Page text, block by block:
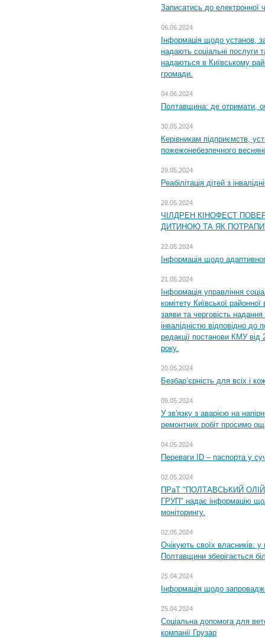
Записатись до електронної
06.06.2024
Інформація щодо установ,
надають соціальні послуги
надаються в Київському
громади.
04.06.2024
Полтавщина: де отримати,
30.05.2024
Керівникам підприємств,
пожежонебезпечного
29.05.2024
Реабілітація дітей з
28.05.2024
ЧІЛДРЕН КІНОФЕСТ
ДИТИНОЮ ТА ЯК
22.05.2024
Інформація щодо
21.05.2024
Інформація управління
комітету Київської
заяви та черговість надання
інвалідністю відповідно
редакції постанови КМУ від
року.
20.05.2024
Безбар’єрність для всіх і
09.05.2024
У зв'язку з аварією на
ремонтних робіт просимо
04.05.2024
Переваги ID – паспорта у
02.05.2024
ПРаТ "ПОЛТАВСЬКИЙ
ГРУП" надає інформацію
моніторингу.
02.05.2024
Очікують своїх власників: у
Полтавщини зберігається
25.04.2024
Інформація щодо
25.04.2024
Соціальна допомога для
компанії Грузар